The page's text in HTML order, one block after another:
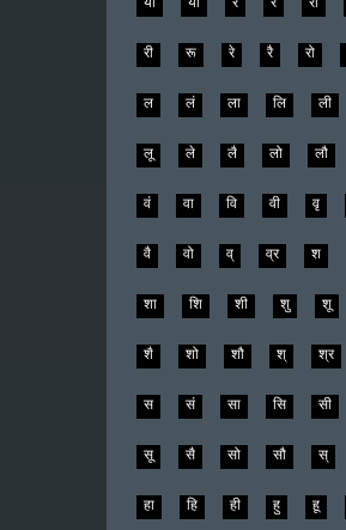
री रू रे रै रो
ल लं ला लि ली
लू ले लै लो लौ
वं वा वि वी वृ
वै वो व् व्र श
शा शि शी शु शू
शै शो शौ श् श्र
स सं सा सि सी
सू सै सो सौ स्
हा हि ही हु हू